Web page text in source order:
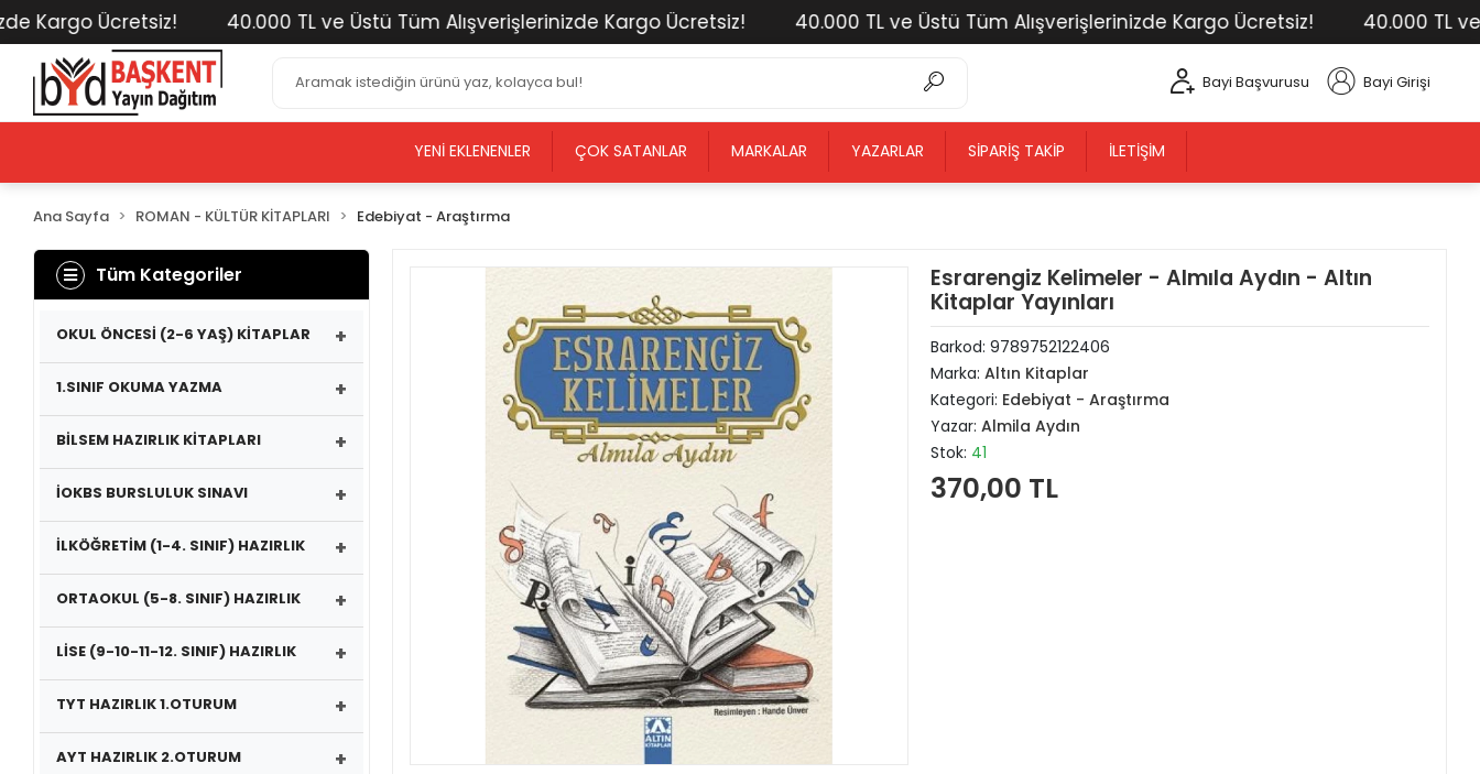
Ücretsiz! 40.000 TL ve Üstü Tüm Alışverişlerinizde Kargo Ücretsiz! 40.000 TL ve Üstü Tüm Alışverişlerinizde Kargo Ücretsiz! 40.000 TL ve
Bayi Başvurusu Bayi Girişi
YENI EKLENENLER ÇOK SATANLAR MARKALAR YAZARLAR SIPARIŞ TAKIP İLETIŞIM
Ana Sayfa ROMAN - KÜLTÜR KİTAPLARI Edebiyat - Araştırma
Tüm Kategoriler
OKUL ÖNCESİ (2-6 YAŞ) KİTAPLAR +
1.SINIF OKUMA YAZMA +
BİLSEM HAZIRLIK KİTAPLARI +
İOKBS BURSLULUK SINAVI +
İLKÖĞRETİM (1-4. SINIF) HAZIRLIK +
ORTAOKUL (5-8. SINIF) HAZIRLIK +
LİSE (9-10-11-12. SINIF) HAZIRLIK +
TYT HAZIRLIK 1.OTURUM +
AYT HAZIRLIK 2.OTURUM +
Esrarengiz Kelimeler - Almıla Aydın - Altın
Kitaplar Yayınları
Barkod: 9789752122406
Marka: Altın Kitaplar
Kategori: Edebiyat - Araştırma
Yazar: Almila Aydın
Stok: 41
370,00 TL